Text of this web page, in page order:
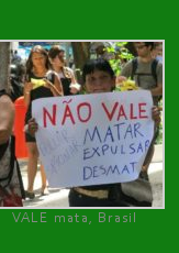
VALE mata, Brasil